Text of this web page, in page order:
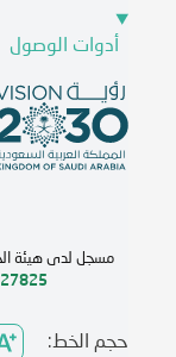
أدوات الوصول
مسجل لدى هيئة
حجم الخط: